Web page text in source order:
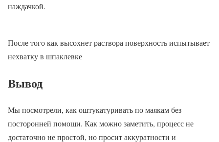
наждачкой.
После того как высохнет раствора поверхность испытывает
нехватку в шпаклевке
Вывод
Мы посмотрели, как оштукатуривать по маякам без
посторонней помощи. Как можно заметить, процесс не
достаточно не простой, но просит аккуратности и